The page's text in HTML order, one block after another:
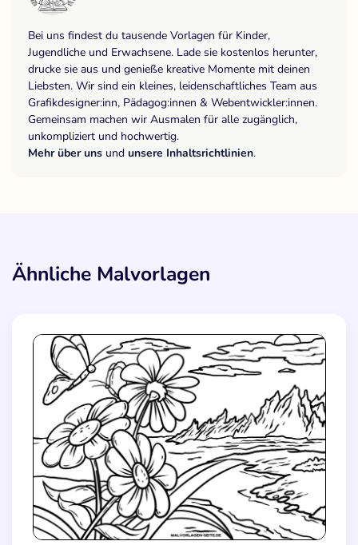
Bei uns findest du tausende Vorlagen für Kinder,
Jugendliche und Erwachsene. Lade sie kostenlos herunter,
drucke sie aus und genieße kreative Momente mit deinen
Liebsten. Wir sind ein kleines, leidenschaftliches Team aus
Grafikdesigner:inn, Pädagog:innen & Webentwickler:innen.
Gemeinsam machen wir Ausmalen für alle zugänglich,
unkompliziert und hochwertig.
Mehr über uns und unsere Inhaltsrichtlinien.
Ähnliche Malvorlagen